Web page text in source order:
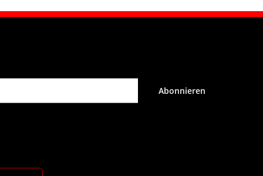
Abonnieren